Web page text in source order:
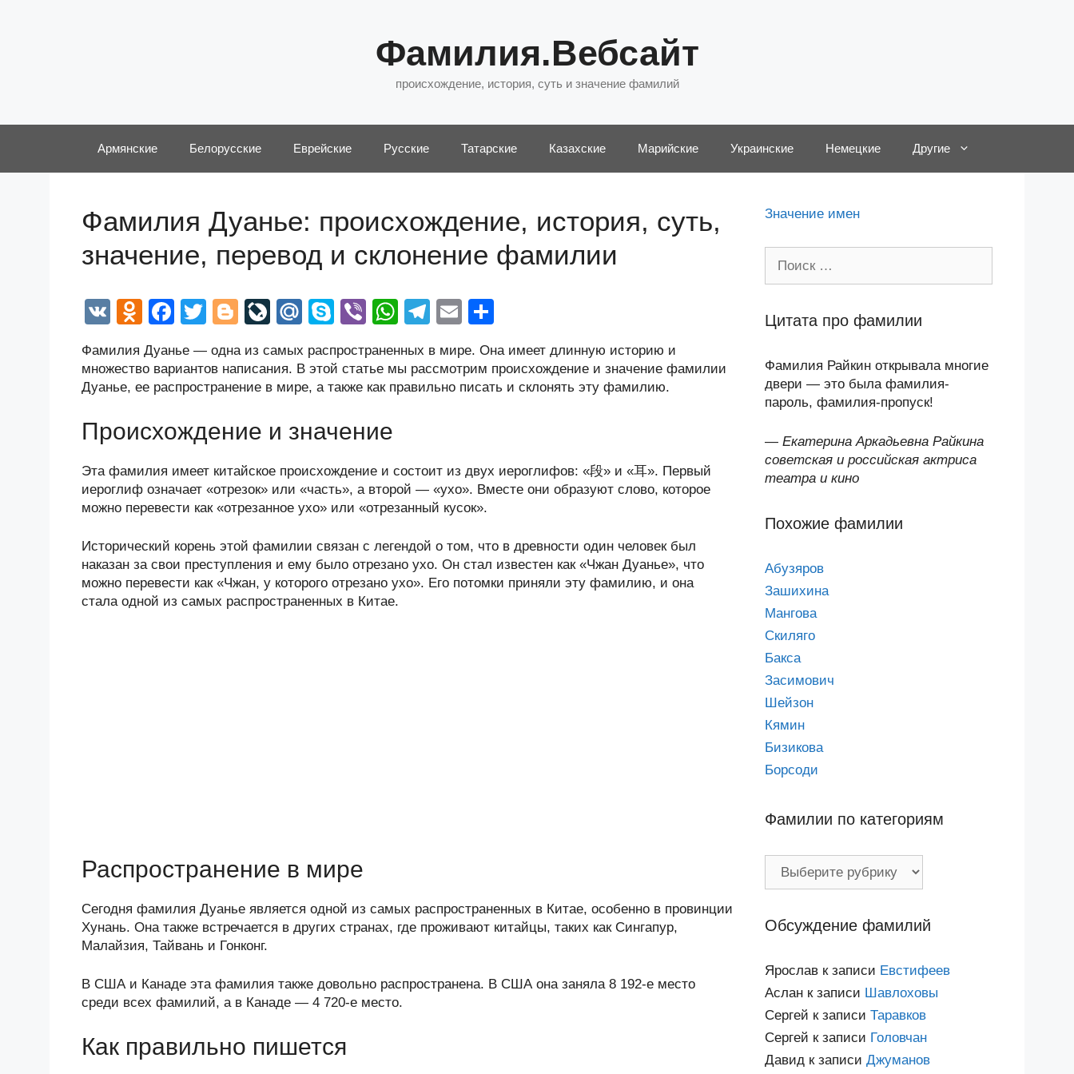
Фамилия.Вебсайт
происхождение, история, суть и значение фамилий
Армянские Белорусские Еврейские Русские Татарские Казахские Марийские Украинские Немецкие Другие
Фамилия Дуанье: происхождение, история, суть,
значение, перевод и склонение фамилии
V
O
n
o
a
ss
ni
ki
F
c
e
o
o
k
T
tt
er
Bl
g
g
Li
e
J
ur
n
al
M
.R
u
S
p
e
Vi
er
W
at
s
p
T
e
gr
E
ail р
а
ть
Фамилия Дуанье — одна из самых распространенных в мире. Она имеет длинную историю и
множество вариантов написания. В этой статье мы рассмотрим происхождение и значение фамилии
Дуанье, ее распространение в мире, а также как правильно писать и склонять эту фамилию.
Происхождение и значение
Эта фамилия имеет китайское происхождение и состоит из двух иероглифов: «段» и «耳». Первый
иероглиф означает «отрезок» или «часть», а второй — «ухо». Вместе они образуют слово, которое
можно перевести как «отрезанное ухо» или «отрезанный кусок».
Исторический корень этой фамилии связан с легендой о том, что в древности один человек был
наказан за свои преступления и ему было отрезано ухо. Он стал известен как «Чжан Дуанье», что
можно перевести как «Чжан, у которого отрезано ухо». Его потомки приняли эту фамилию, и она
стала одной из самых распространенных в Китае.
Распространение в мире
Сегодня фамилия Дуанье является одной из самых распространенных в Китае, особенно в провинции
Хунань. Она также встречается в других странах, где проживают китайцы, таких как Сингапур,
Малайзия, Тайвань и Гонконг.
В США и Канаде эта фамилия также довольно распространена. В США она заняла 8 192-е место
среди всех фамилий, а в Канаде — 4 720-е место.
Как правильно пишется
Значение имен
Цитата про фамилии
Фамилия Райкин открывала многие
двери — это была фамилия-
пароль, фамилия-пропуск!
— Екатерина Аркадьевна Райкина
советская и российская актриса
театра и кино
Похожие фамилии
Абузяров
Зашихина
Мангова
Скиляго
Бакса
Засимович
Шейзон
Кямин
Бизикова
Борсоди
Фамилии по категориям
Обсуждение фамилий
Ярослав к записи Евстифеев
Аслан к записи Шавлоховы
Сергей к записи Таравков
Сергей к записи Головчан
Давид к записи Джуманов